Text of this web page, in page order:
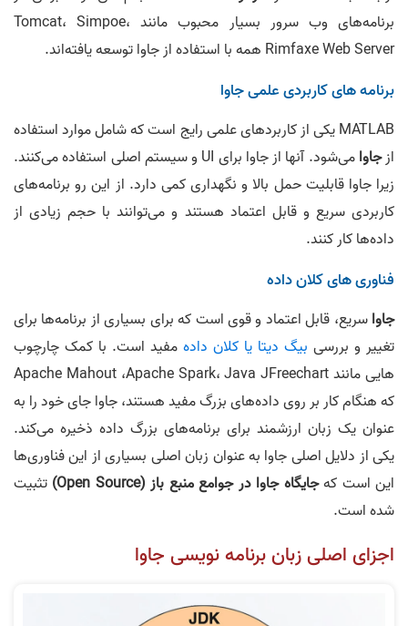
برنامه‌های وب سرور بسیار محبوب مانند Tomcat، Simpoe،
Rimfaxe Web Server همه با استفاده از جاوا توسعه یافته‌اند.
برنامه های کاربردی علمی جاوا
MATLAB یکی از کاربردهای علمی رایج است که شامل موارد استفاده
ازجاوا
می‌شود. آنها از جاوا برای UI و سیستم اصلی استفاده می‌کنند.
زیرا جاوا قابلیت حمل بالا و نگهداری کمی دارد. از این رو برنامه‌های
کاربردی سریع و قابل اعتماد هستند و می‌توانند با حجم زیادی از
داده‌ها کار کنند.
فناوری های کلان داده
جاواسریع، قابل اعتماد و قوی است که برای بسیاری از برنامه‌ها برای
تغییر و بررسی بیگ دیتا یا کلان داده مفید است. با کمک چارچوب
هایی مانند Apache Mahout ،Apache Spark، Java JFreechart
که هنگام کار بر روی داده‌های بزرگ مفید هستند، جاوا جای خود را به
عنوان یک زبان ارزشمند برای برنامه‌های بزرگ داده ذخیره می‌کند.
یکی از دلایل اصلی جاوا به عنوان زبان اصلی بسیاری از این فناوری‌ها
این است کهجایگاه جاوا در جوامع منبع باز (Open Source)
تثبیت
شده است.
اجزای اصلی زبان برنامه نویسی جاوا